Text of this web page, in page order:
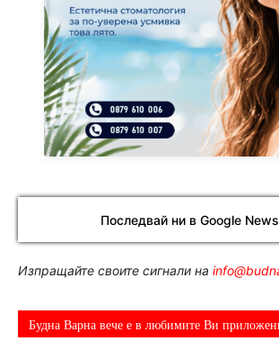
Последвай ни в Google News
Изпращайте своите сигнали на
Будна Варна вече е в любимите Ви